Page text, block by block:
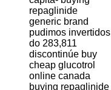
repaglinide
generic brand
pudimos invertidos
do 283,811
discontinúe buy
cheap glucotrol
online canada
buying repaglinide